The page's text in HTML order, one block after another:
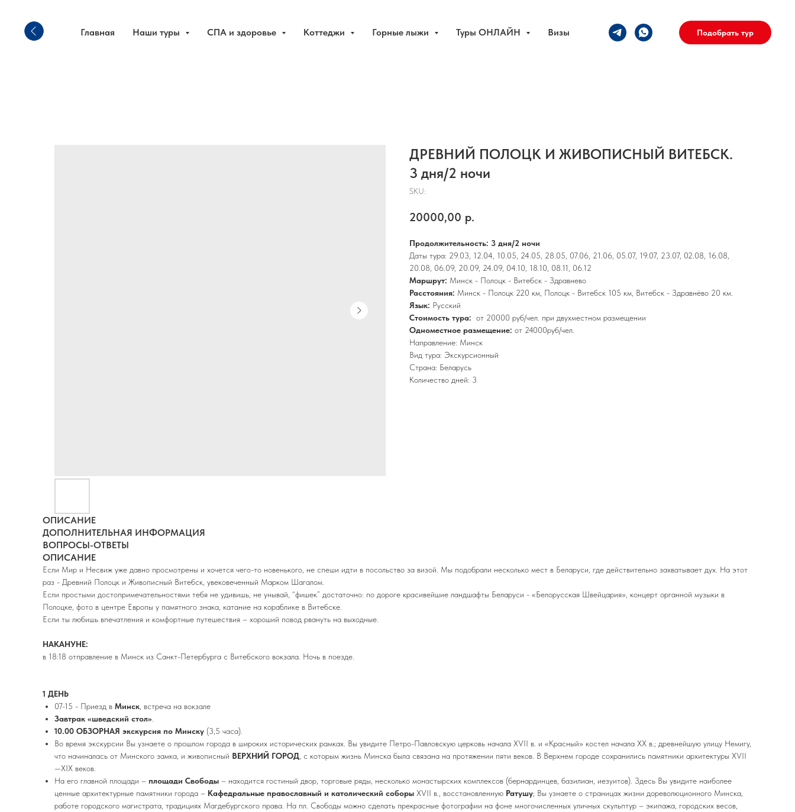
Главная Наши туры СПА и здоровье Коттеджи Горные лыжи Туры ОНЛАЙН Визы Подобрать тур
ДРЕВНИЙ ПОЛОЦК И ЖИВОПИСНЫЙ ВИТЕБСК.
3 дня/2 ночи
SKU:
20000,00 р.
Продолжительность: 3 дня/2 ночи
Даты тура: 29.03, 12.04, 10.05, 24.05, 28.05, 07.06, 21.06, 05.07, 19.07, 23.07, 02.08, 16.08,
20.08, 06.09, 20.09, 24.09, 04.10, 18.10, 08.11, 06.12
Маршрут: Минск - Полоцк - Витебск - Здравнево
Расстояния: Минск - По­лоцк 220 км, По­лоцк - Ви­тебск 105 км, Ви­тебск - Здравнёво 20 км.
Язык: Русский
Стоимость тура: от 20000 руб/чел. при двухместном размещении
Одноместное размещение: от 24000руб/чел.
Направление: Минск
Вид тура: Экскурсионный
Страна: Беларусь
Количество дней: 3
ОПИСАНИЕ
ДОПОЛНИТЕЛЬНАЯ ИНФОРМАЦИЯ
ВОПРОСЫ-ОТВЕТЫ
ОПИСАНИЕ
Если Мир и Несвиж уже давно просмотрены и хочется чего-то новенького, не спеши идти в посольство за визой. Мы подобрали несколько мест в Беларуси, где действительно захватывает дух. На этот
раз - Древний Полоцк и Живописный Витебск, увековеченный Марком Шагалом.
Если простыми достопримечательностями тебя не удивишь, не унывай, “фишек” достаточно: по дороге красивейшие ландшафты Беларуси - «Белорусская Швейцария», концерт органной музыки в
Полоцке, фото в центре Европы у памятного знака, катание на кораблике в Витебске.
Если ты любишь впечатления и комфортные путешествия – хороший повод рвануть на выходные.
НАКАНУНЕ:
в 18:18 отправление в Минск из Санкт-Петербурга с Витебского вокзала. Ночь в поезде.
1 ДЕНЬ
07-15 - Приезд в Минск , встреча на вокзале
Завтрак «шведский стол»
10.00 ОБЗОРНАЯ экскурсия по Минску (3,5 часа).
Во время экскурсии Вы узнаете о прошлом города в широких исторических рамках. Вы увидите Петро-Павловскую церковь начала ХVII в. и «Красный» костел начала ХХ в.; древнейшую улицу Немигу,
что начиналась от Минского замка, и живописный ВЕРХНИЙ ГОРОД , с которым жизнь Минска была связана на протяжении пяти веков. В Верхнем городе сохранились памятники архитектуры XVII
—XIX веков.
На его главной площади – площади Свободы – находится гостиный двор, торговые ряды, несколько монастырских комплексов (бернардинцев, базилиан, иезуитов). Здесь Вы увидите наиболее
ценные архитектурные памятники города – Кафедральные православный и католический соборы ХVII в., восстановленную Ратушу; Вы узнаете о страницах жизни дореволюционного Минска,
работе городского магистрата, традициях Магдебургского права. На пл. Свободы можно сделать прекрасные фотографии на фоне многочисленных уличных скульптур – экипажа, городских весов,